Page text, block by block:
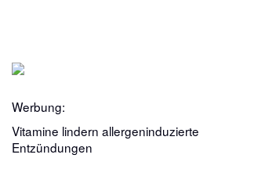
Werbung:
Vitamine lindern allergeninduzierte
Entzündungen